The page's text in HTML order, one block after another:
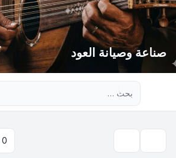
صناعة وصيانة العود
0 موضوع • صفحة